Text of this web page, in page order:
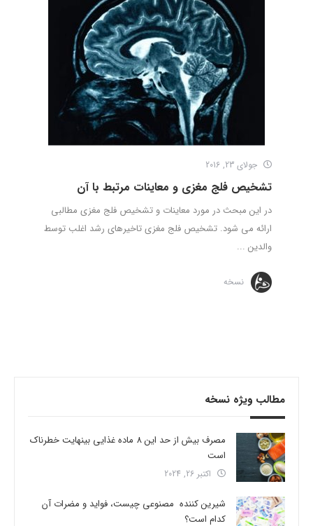
جولای 23, 2016
تشخیص فلج مغزی و معاینات مرتبط با آن
در این مبحث در مورد معاینات و تشخیص فلج مغزی مطالبی
ارائه می شود. تشخیص فلج مغزی تاخیرهای رشد اغلب توسط
والدین ...
نسخه
مطالب ویژه نسخه
مصرف بیش از حد این 8 ماده غذایی بینهایت خطرناک
است
اکتبر 26, 2024
شیرین کننده مصنوعی چیست، فواید و مضرات آن
کدام است؟